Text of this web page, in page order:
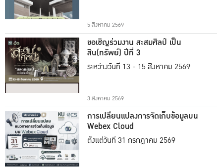
5 สิงหาคม 2569
ขอเชิญร่วมงาน สะสมศิลป์ เป็น
สิน(ทรัพย์) ปีที่ 3
ระหว่างวันที่ 13 - 15 สิงหาคม 2569
3 สิงหาคม 2569
การเปลี่ยนแปลงการจัดเก็บข้อมูลบน
Webex Cloud
ตั้งแต่วันที่ 31 กรกฎาคม 2569